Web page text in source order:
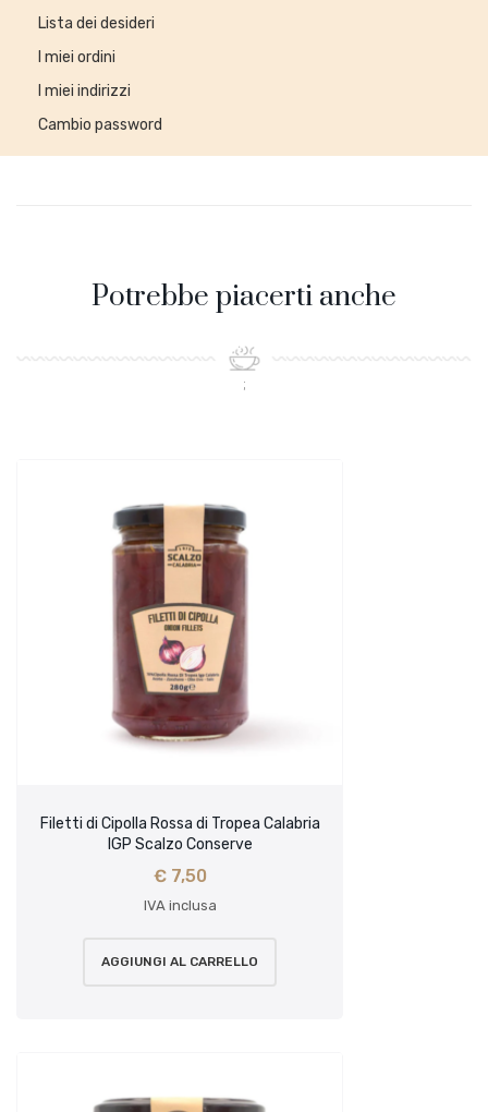
Lista dei desideri
I miei ordini
I miei indirizzi
Cambio password
Potrebbe piacerti anche
;
Filetti di Cipolla Rossa di Tropea Calabria
IGP Scalzo Conserve
€7,50
IVA inclusa
AGGIUNGI AL CARRELLO